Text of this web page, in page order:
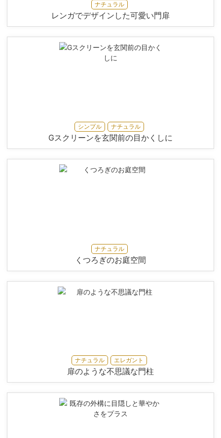
ナチュラル
レンガでデザインした可愛い門扉
シンプル ナチュラル
Gスクリーンを玄関前の目かくしに
ナチュラル
くつろぎのお庭空間
ナチュラル エレガント
扉のような不思議な門柱